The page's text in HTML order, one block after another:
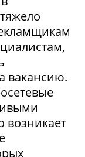
вакансию.
возникает